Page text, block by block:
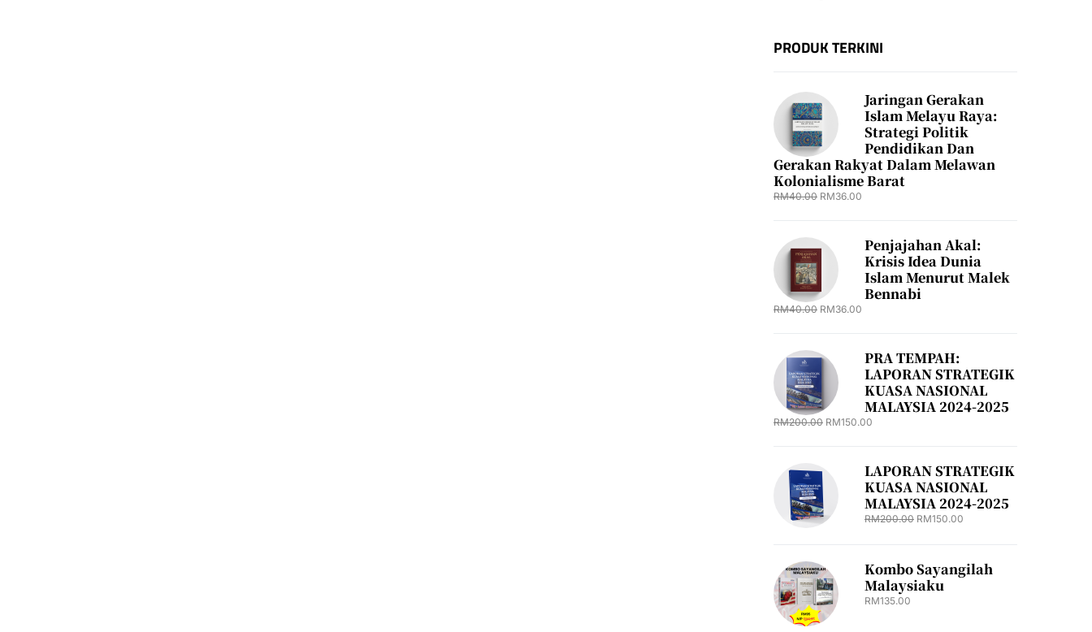
PRODUK TERKINI
Jaringan Gerakan
Islam Melayu Raya:
Strategi Politik
Pendidikan Dan
Gerakan Rakyat Dalam Melawan
Kolonialisme Barat
RM40.00 RM36.00
Penjajahan Akal:
Krisis Idea Dunia
Islam Menurut Malek
Bennabi
RM40.00 RM36.00
PRA TEMPAH:
LAPORAN STRATEGIK
KUASA NASIONAL
MALAYSIA 2024-2025
RM200.00 RM150.00
LAPORAN STRATEGIK
KUASA NASIONAL
MALAYSIA 2024-2025
RM200.00 RM150.00
Kombo Sayangilah
Malaysiaku
RM135.00